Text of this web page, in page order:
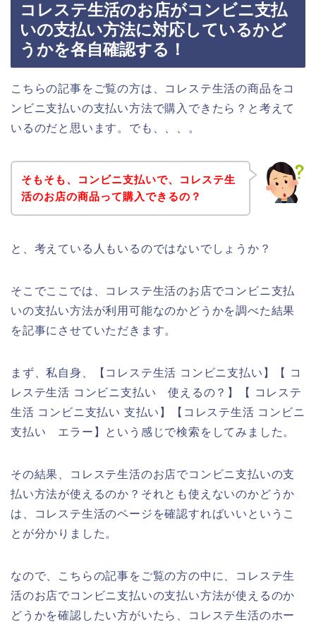
コレステ生活のお店がコンビニ支払
いの支払い方法に対応しているかど
うかを各自確認する！
こちらの記事をご覧の方は、コレステ生活の商品をコ
ンビニ支払いの支払い方法で購入できたら？と考えて
いるのだと思います。でも、、、。
そもそも、コンビニ支払いで、コレステ生
活のお店の商品って購入できるの？
と、考えている人もいるのではないでしょうか？
そこでここでは、コレステ生活のお店でコンビニ支払
いの支払い方法が利用可能なのかどうかを調べた結果
を記事にさせていただきます。
まず、私自身、【コレステ生活 コンビニ支払い】【 コ
レステ生活 コンビニ支払い 使えるの？】【 コレステ
生活 コンビニ支払い 支払い】【コレステ生活 コンビニ
支払い エラー】という感じで検索をしてみました。
その結果、コレステ生活のお店でコンビニ支払いの支
払い方法が使えるのか？それとも使えないのかどうか
は、コレステ生活のページを確認すればいいというこ
とが分かりました。
なので、こちらの記事をご覧の方の中に、コレステ生
活のお店でコンビニ支払いの支払い方法が使えるのか
どうかを確認したい方がいたら、コレステ生活のホー